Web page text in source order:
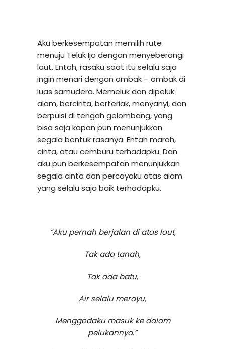
Aku berkesempatan memilih rute
menuju Teluk Ijo dengan menyeberangi
laut. Entah, rasaku saat itu selalu saja
ingin menari dengan ombak – ombak di
luas samudera. Memeluk dan dipeluk
alam, bercinta, berteriak, menyanyi, dan
berpuisi di tengah gelombang, yang
bisa saja kapan pun menunjukkan
segala bentuk rasanya. Entah marah,
cinta, atau cemburu terhadapku. Dan
aku pun berkesempatan menunjukkan
segala cinta dan percayaku atas alam
yang selalu saja baik terhadapku.
“Aku pernah berjalan di atas laut,
Tak ada tanah,
Tak ada batu,
Air selalu merayu,
Menggodaku masuk ke dalam
pelukannya.”